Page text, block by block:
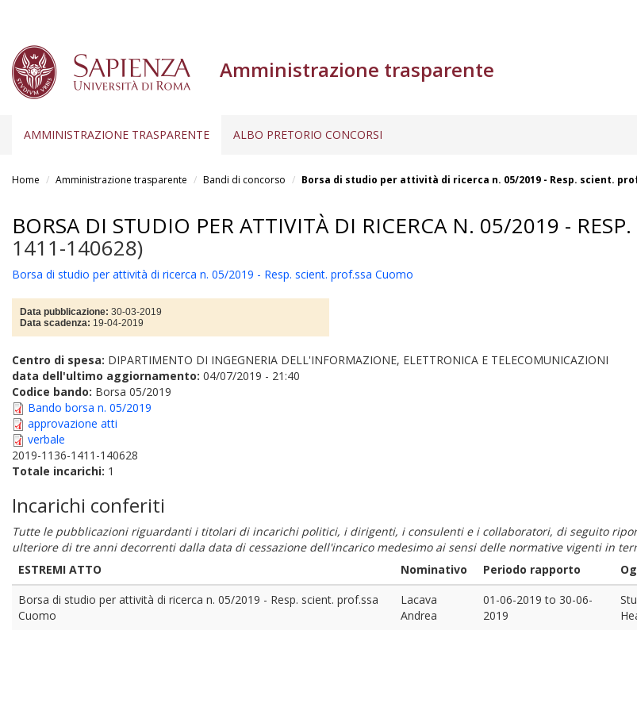
Amministrazione trasparente
AMMINISTRAZIONE TRASPARENTE ALBO PRETORIO CONCORSI
Home Amministrazione trasparente Bandi di concorso Borsa di studio per attività di ricerca n. 05/2019 - Resp. scient.
BORSA DI STUDIO PER ATTIVITÀ DI RICERCA N. 05/2019 -
1411-140628)
Borsa di studio per attività di ricerca n. 05/2019 - Resp. scient. prof.ssa Cuomo
Data pubblicazione: 30-03-2019
Data scadenza: 19-04-2019
Centro di spesa: DIPARTIMENTO DI INGEGNERIA DELL'INFORMAZIONE, ELETTRONICA E TELECOMUNICAZIONI
data dell'ultimo aggiornamento: 04/07/2019 - 21:40
Codice bando: Borsa 05/2019
Bando borsa n. 05/2019
approvazione atti
verbale
2019-1136-1411-140628
Totale incarichi: 1
Incarichi conferiti
Tutte le pubblicazioni riguardanti i titolari di incarichi politici, i dirigenti, i consulenti e i collaboratori, di seguito
ulteriore di tre anni decorrenti dalla data di cessazione dell'incarico medesimo ai sensi delle normative vigenti in
ESTREMI ATTO
Nominativo Periodo rapporto
Borsa di studio per attività di ricerca n. 05/2019 - Resp. scient. prof.ssa
Cuomo
Lacava
Andrea
01-06-2019 to 30-06-
2019